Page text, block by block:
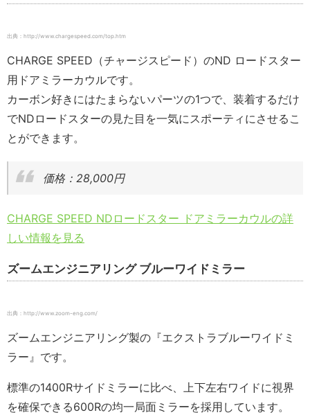
出典：http://www.chargespeed.com/top.htm
CHARGE SPEED（チャージスピード）のND ロードスター
用ドアミラーカウルです。
カーボン好きにはたまらないパーツの1つで、装着するだけ
でNDロードスターの見た目を一気にスポーティにさせるこ
とができます。
価格：28,000円
CHARGE SPEED NDロードスター ドアミラーカウルの詳
しい情報を見る
ズームエンジニアリング ブルーワイドミラー
出典：http://www.zoom-eng.com/
ズームエンジニアリング製の『エクストラブルーワイドミ
ラー』です。
標準の1400Rサイドミラーに比べ、上下左右ワイドに視界
を確保できる600Rの均一局面ミラーを採用しています。